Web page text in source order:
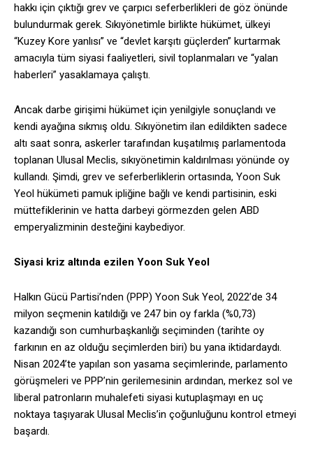
hakkı için çıktığı grev ve çarpıcı seferberlikleri de göz önünde
bulundurmak gerek. Sıkıyönetimle birlikte hükümet, ülkeyi
“Kuzey Kore yanlısı” ve “devlet karşıtı güçlerden” kurtarmak
amacıyla tüm siyasi faaliyetleri, sivil toplanmaları ve “yalan
haberleri” yasaklamaya çalıştı.
Ancak darbe girişimi hükümet için yenilgiyle sonuçlandı ve
kendi ayağına sıkmış oldu. Sıkıyönetim ilan edildikten sadece
altı saat sonra, askerler tarafından kuşatılmış parlamentoda
toplanan Ulusal Meclis, sıkıyönetimin kaldırılması yönünde oy
kullandı. Şimdi, grev ve seferberliklerin ortasında, Yoon Suk
Yeol hükümeti pamuk ipliğine bağlı ve kendi partisinin, eski
müttefiklerinin ve hatta darbeyi görmezden gelen ABD
emperyalizminin desteğini kaybediyor.
Siyasi kriz altında ezilen Yoon Suk Yeol
Halkın Gücü Partisi’nden (PPP) Yoon Suk Yeol, 2022’de 34
milyon seçmenin katıldığı ve 247 bin oy farkla (%0,73)
kazandığı son cumhurbaşkanlığı seçiminden (tarihte oy
farkının en az olduğu seçimlerden biri) bu yana iktidardaydı.
Nisan 2024’te yapılan son yasama seçimlerinde, parlamento
görüşmeleri ve PPP’nin gerilemesinin ardından, merkez sol ve
liberal patronların muhalefeti siyasi kutuplaşmayı en uç
noktaya taşıyarak Ulusal Meclis’in çoğunluğunu kontrol etmeyi
başardı.